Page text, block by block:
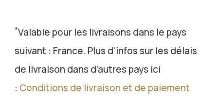
*Valable pour les livraisons dans le pays
suivant : France. Plus d’infos sur les délais
de livraison dans d’autres pays ici
: Conditions de livraison et de paiement